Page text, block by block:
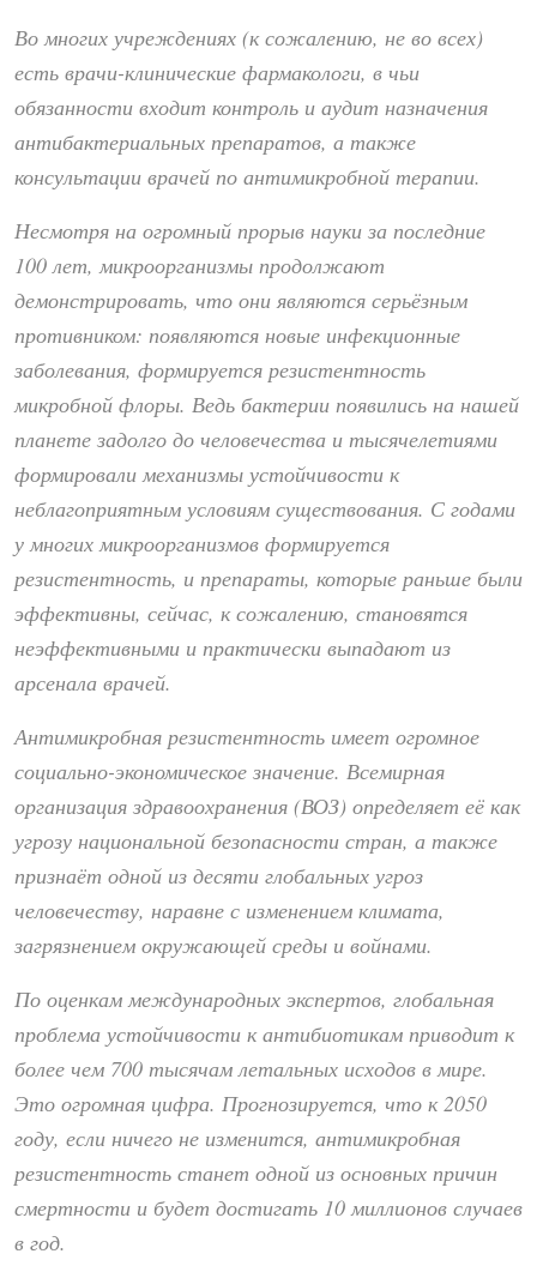
Во многих учреждениях (к сожалению, не во всех)
есть врачи-клинические фармакологи, в чьи
обязанности входит контроль и аудит назначения
антибактериальных препаратов, а также
консультации врачей по антимикробной терапии.
Несмотря на огромный прорыв науки за последние
100 лет, микроорганизмы продолжают
демонстрировать, что они являются серьёзным
противником: появляются новые инфекционные
заболевания, формируется резистентность
микробной флоры. Ведь бактерии появились на нашей
планете задолго до человечества и тысячелетиями
формировали механизмы устойчивости к
неблагоприятным условиям существования. С годами
у многих микроорганизмов формируется
резистентность, и препараты, которые раньше были
эффективны, сейчас, к сожалению, становятся
неэффективными и практически выпадают из
арсенала врачей.
Антимикробная резистентность имеет огромное
социально-экономическое значение. Всемирная
организация здравоохранения (ВОЗ) определяет её как
угрозу национальной безопасности стран, а также
признаёт одной из десяти глобальных угроз
человечеству, наравне с изменением климата,
загрязнением окружающей среды и войнами.
По оценкам международных экспертов, глобальная
проблема устойчивости к антибиотикам приводит к
более чем 700 тысячам летальных исходов в мире.
Это огромная цифра. Прогнозируется, что к 2050
году, если ничего не изменится, антимикробная
резистентность станет одной из основных причин
смертности и будет достигать 10 миллионов случаев
в год.